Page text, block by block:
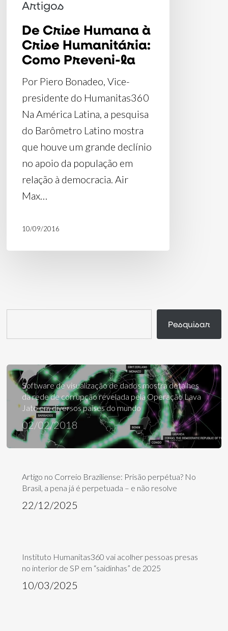
Artigos
De Crise Humana à
Crise Humanitária:
Como Preveni-la
Por Piero Bonadeo, Vice-
presidente do Humanitas360
Na América Latina, a pesquisa
do Barômetro Latino mostra
que houve um grande declínio
no apoio da população em
relação à democracia. Air
Max…
10/09/2016
Pesquisar
Software de visualização de dados mostra detalhes
da rede de corrupção revelada pela Operação Lava
Jato em diversos países do mundo
02/02/2018
Artigo no Correio Braziliense: Prisão perpétua? No
Brasil, a pena já é perpetuada – e não resolve
22/12/2025
Instituto Humanitas360 vai acolher pessoas presas
no interior de SP em “saidinhas” de 2025
10/03/2025